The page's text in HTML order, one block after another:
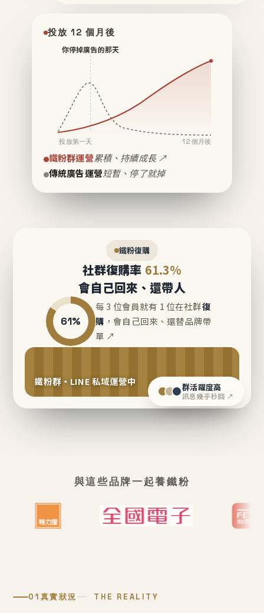
投放 12 個月後
你停掉廣告的那天
投放第一天 12 個月後
鐵粉群運營累積、持續成長 ↗
傳統廣告運營短暫、停了就掉
鐵粉復購
社群復購率 61.3%
會自己回來、還帶人
61%
每 3 位會員就有 1 位在社群復
購 ，會自己回來、還替品牌帶
單 ↗
鐵粉群・LINE 私域運營中 群活躍度高
訊息幾乎秒回 ↗
與這些品牌一起養鐵粉
01 真實狀況 THE REALITY